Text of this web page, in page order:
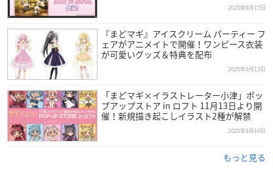
2025年9月17日
『まどマギ』アイスクリーム パーティー フ
ェアがアニメイトで開催！ワンピース衣装
が可愛いグッズ＆特典を配布
2025年9月13日
「まどマギ×イラストレーター小津」ポッ
プアップストア in ロフト 11月13日より開
催！新規描き起こしイラスト2種が解禁
2025年9月10日
もっと見る